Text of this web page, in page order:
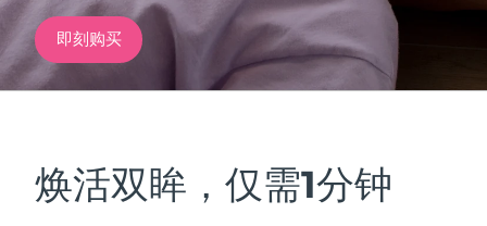
即刻购买
焕活双眸，仅需1分钟
红光疗法
加拿大 预计送达日期
奥地利 预计送达日期